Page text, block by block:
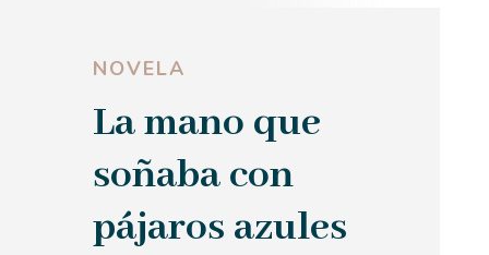
NOVELA
La mano que
soñaba con
pájaros azules